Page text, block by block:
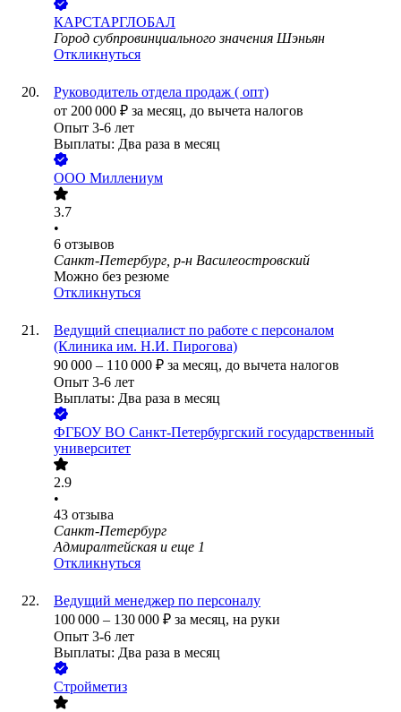
КАРСТАРГЛОБАЛ
Город субпровинциального значения Шэньян
Откликнуться
Руководитель отдела продаж ( опт)
от 200 000 ₽ за месяц, до вычета налогов
Опыт 3-6 лет
Выплаты: Два раза в месяц
ООО Миллениум
3.7
•
6 отзывов
Санкт-Петербург, р-н Василеостровский
Можно без резюме
Откликнуться
Ведущий специалист по работе с персоналом
(Клиника им. Н.И. Пирогова)
90 000 – 110 000 ₽ за месяц, до вычета налогов
Опыт 3-6 лет
Выплаты: Два раза в месяц
ФГБОУ ВО Санкт-Петербургский государственный
университет
2.9
•
43 отзыва
Санкт-Петербург
Адмиралтейская и еще 1
Откликнуться
Ведущий менеджер по персоналу
100 000 – 130 000 ₽ за месяц, на руки
Опыт 3-6 лет
Выплаты: Два раза в месяц
Стройметиз